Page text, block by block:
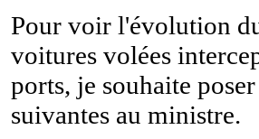
Pour voir l'évolution
voitures volées
ports, je souhaite
suivantes au ministre.